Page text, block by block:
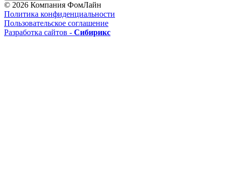
© 2026 Компания ФомЛайн
Политика конфиденциальности
Пользовательское соглашение
Разработка сайтов - Сибирикс